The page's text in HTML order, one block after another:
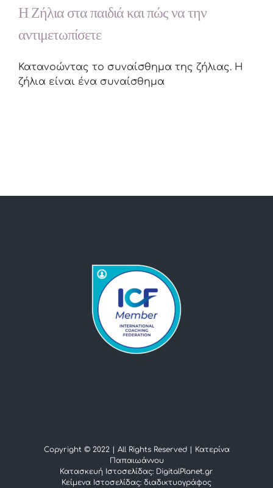
Η Ζήλια στα παιδιά και πώς να την
αντιμετωπίσετε
Κατανοώντας το συναίσθημα της ζήλιας. Η
ζήλια είναι ένα συναίσθημα
Copyright © 2022 | All Rights Reserved |
Κατερίνα
Παπαιωάννου
Κατασκευή Ιστοσελίδας: DigitalPlanet.gr
Κείμενα Ιστοσελίδας: διαδικτυογράφος